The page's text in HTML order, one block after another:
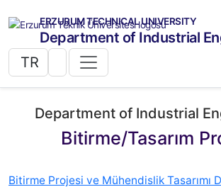
ERZURUM TECHNICAL UNIVERSITY
Department of Industrial
TR
Department of Industrial
Bitirme/Tasarım
Bitirme Projesi ve Mühendislik Tasarımı